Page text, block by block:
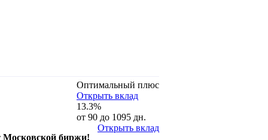
Оптимальный плюс
Открыть вклад
13.3%
от 90 до 1095 дн.
Московской биржи!
Открыть вклад